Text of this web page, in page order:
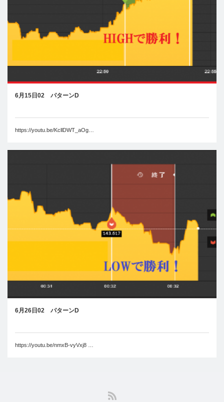
6月15日02 パターンD
https://youtu.be/KcllDWT_aOg…
6月26日02 パターンD
https://youtu.be/nmxB-vyVxj8 …